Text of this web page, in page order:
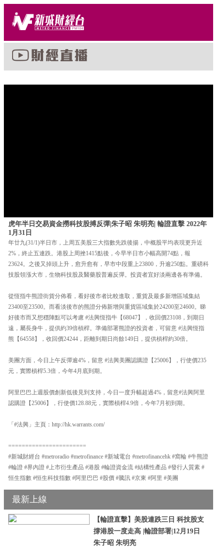
虎年半日交易資金撈科技股搏反彈|朱子昭 朱明亮| 輪證直擊 2022年
1月31日
年廿九(31/1)半日市，上周五美股三大指數先跌後揚，中概股平均表現更升近
2%，終止五連跌。港股上周挫1415點後，今早半日市小幅高開74點，報
23624。之後又掉頭上升，愈升愈有，早市中段重上23800，升逾250點。重磅科
技股領漲大市，生物科技股及醫藥股普遍反彈。投資者宜好淡兩邊各有準備。
從恆指牛熊證街貨分佈看，看好後市者比較進取，重貨及最多新增區域集結
23400至23500。而看淡後市的熊證分佈新增與重貨區域集於24200至24600。睇
好後市而又想穩陣點可以考慮 #法興恆指牛【68047】，收回價23108，到期日
遠，屬長身牛，提供約39倍槓桿。準備部署熊證的投資者，可留意 #法興恆指
熊【64558】，收回價24244，距離到期日尚餘149日，提供槓桿約30倍。
美團方面，今日上午反彈逾4%，留意 #法興美團認購證【25006】，行使價235
元，實際槓桿5.3倍，今年4月底到期。
阿里巴巴上週股價創新低後見到支持，今日一度升幅超過4%，留意#法興阿里
認購證【25006】，行使價128.88元，實際槓桿4.9倍，今年7月初到期。
「#法興」主頁：http://hk.warrants.com/
=======================
#新城財經台 #metroradio #metrofinance #新城電台 #metrofinancehk #窩輪 #牛熊證
#輪證 #界內證 #上市衍生產品 #港股 #輪證資金流 #結構性產品 #發行人質素 #
恒生指數 #恒生科技指數 #阿里巴巴 #股價 #騰訊 #京東 #阿里 #美團
最新上線
【輪證直擊】美股連跌三日 科技股支
撐港股一度走高 |輪證部署|12月19日
朱子昭 朱明亮